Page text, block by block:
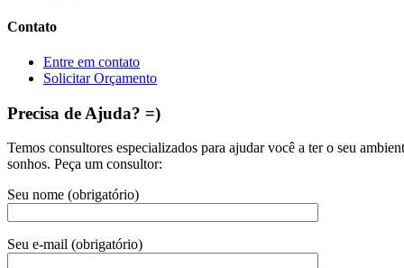
Contato
Entre em contato
Solicitar Orçamento
Precisa de Ajuda? =)
Temos consultores especializados para ajudar você a ter o seu
sonhos. Peça um consultor:
Seu nome (obrigatório)
Seu e-mail (obrigatório)